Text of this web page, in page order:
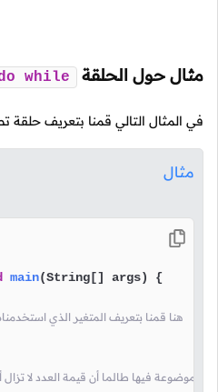
مثال حول الحلقة while
في المثال التالي قمنا بتعريف حلقة
مثال
main(String[] args) {
// هنا قمنا بتعريف المتغير الذي